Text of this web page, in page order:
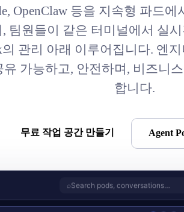
OpenClaw 등을 지속형 파드
팀원들이 같은 터미널에서 실
의 관리 아래 이루어집니다. 엔
유 가능하고, 안전하며, 비즈니
합니다.
무료 작업 공간 만들기 Agent
⌕Search pods, conversations…